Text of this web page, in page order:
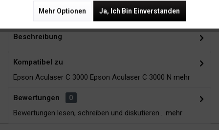
Zubehör 9
Beschreibung
Kompatibel zu
Epson Aculaser C 3000 Epson Aculaser C 3000 N mehr
Bewertungen
0
Bewertungen lesen, schreiben und diskutieren... mehr
Mehr Optionen Ja, Ich Bin Einverstanden